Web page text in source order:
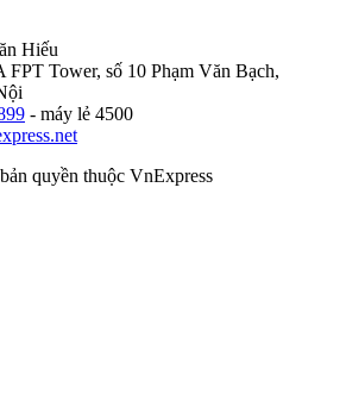
Hiếu
Tower, số 10 Phạm Văn Bạch,
- máy lẻ 4500
quyền thuộc VnExpress